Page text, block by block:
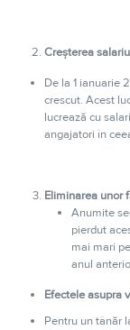
Creșterea
De la 1 ianuarie
crescut. Acest
lucrează cu
angajatori în
Eliminarea unor
Anumite
pierdut
mai mari
anul
Efectele asupra
Pentru un tânăr